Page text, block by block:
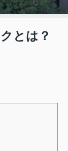
とは？